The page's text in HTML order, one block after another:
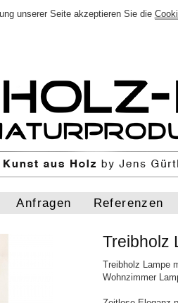
unserer Seite akzeptieren Sie die
Anfragen Referenzen
Treibholz
Treibholz Lampe
Wohnzimmer